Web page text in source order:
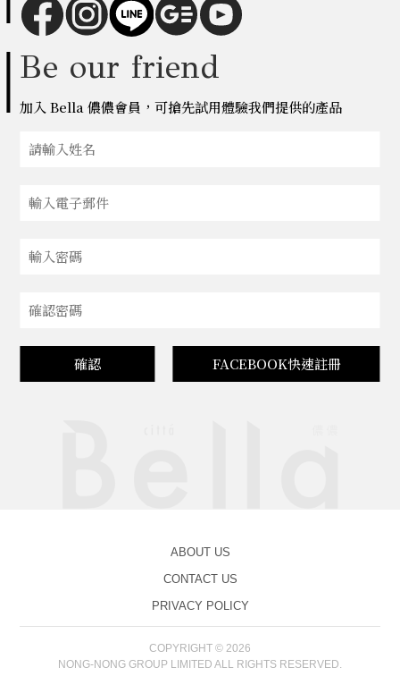
Be our friend
加入 Bella 儂儂會員，可搶先試用體驗我們提供的產品
確認 FACEBOOK快速註冊
ABOUT US
CONTACT US
PRIVACY POLICY
COPYRIGHT © 2026
NONG-NONG GROUP LIMITED ALL RIGHTS RESERVED.